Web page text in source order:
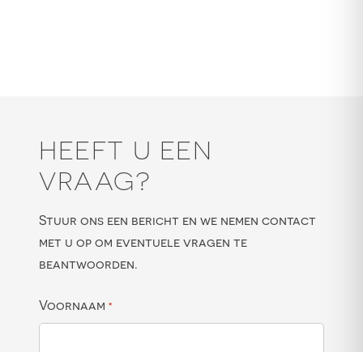
HEEFT U EEN
VRAAG?
Stuur ons een bericht en we nemen contact
met u op om eventuele vragen te
beantwoorden.
Voornaam *